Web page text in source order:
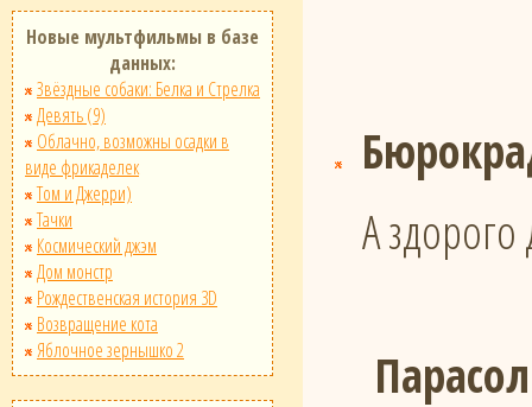
Новые мультфильмы в базе
данных:
Звёздные собаки: Белка и Стрелка
Девять (9)
Облачно, возможны осадки в
виде фрикаделек
Том и Джерри)
Тачки
Космический джэм
Дом монстр
Рождественская история 3D
Возвращение кота
Яблочное зернышко 2
А здорого